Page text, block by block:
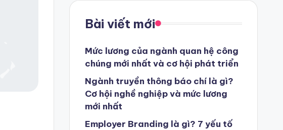
Bài viết mới
Mức lương của ngành quan hệ công
chúng mới nhất và cơ hội phát triển
Ngành truyền thông báo chí là gì?
Cơ hội nghề nghiệp và mức lương
mới nhất
Employer Branding là gì? 7 yếu tố